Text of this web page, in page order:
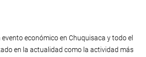
evento económico en Chuquisaca y todo el
en la actualidad como la actividad más